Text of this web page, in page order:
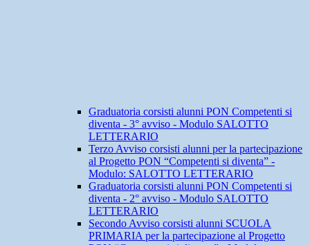
Graduatoria corsisti alunni PON Competenti si
diventa - 3° avviso - Modulo SALOTTO
LETTERARIO
Terzo Avviso corsisti alunni per la partecipazione
al Progetto PON “Competenti si diventa” -
Modulo: SALOTTO LETTERARIO
Graduatoria corsisti alunni PON Competenti si
diventa - 2° avviso - Modulo SALOTTO
LETTERARIO
Secondo Avviso corsisti alunni SCUOLA
PRIMARIA per la partecipazione al Progetto